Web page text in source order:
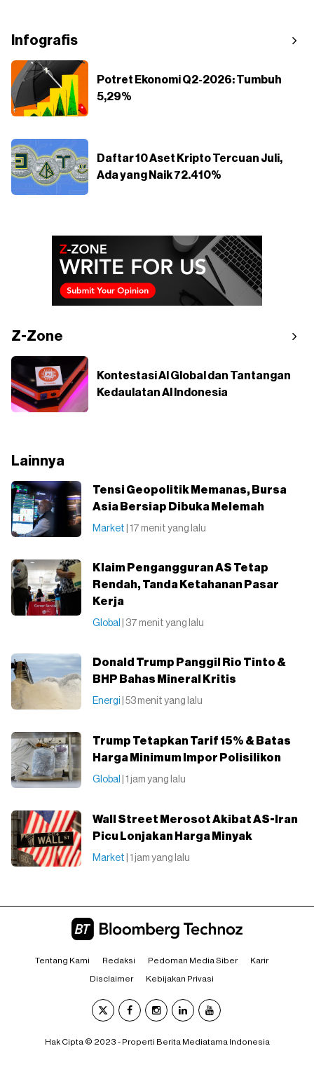
Infografis
Potret Ekonomi Q2-2026: Tumbuh
5,29%
Daftar 10 Aset Kripto Tercuan Juli,
Ada yang Naik 72.410%
Z-Zone
Kontestasi AI Global dan Tantangan
Kedaulatan AI Indonesia
Lainnya
Tensi Geopolitik Memanas, Bursa
Asia Bersiap Dibuka Melemah
Market | 17 menit yang lalu
Klaim Pengangguran AS Tetap
Rendah, Tanda Ketahanan Pasar
Kerja
Global | 37 menit yang lalu
Donald Trump Panggil Rio Tinto &
BHP Bahas Mineral Kritis
Energi | 53 menit yang lalu
Trump Tetapkan Tarif 15% & Batas
Harga Minimum Impor Polisilikon
Global | 1 jam yang lalu
Wall Street Merosot Akibat AS-Iran
Picu Lonjakan Harga Minyak
Market | 1 jam yang lalu
Tentang Kami Redaksi Pedoman Media Siber Karir
Disclaimer Kebijakan Privasi
Hak Cipta © 2023 - Properti Berita Mediatama Indonesia